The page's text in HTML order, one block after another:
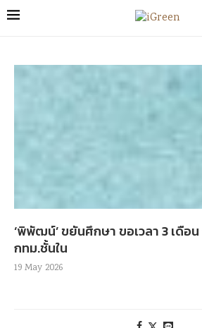
‘พิพัฒน์’ ขยันศึกษา ขอเวลา 3 เดือน
กทม.ชั้นใน
19 May 2026